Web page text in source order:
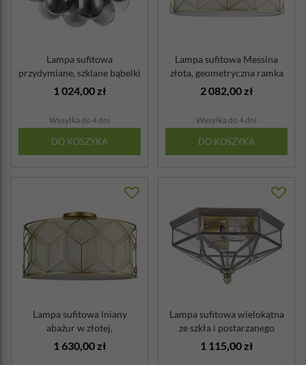
Lampa sufitowa
przydymiane, szklane bąbelki
Balbo Maytoni...
1 024,00 zł
Wysyłka do 4 dni
DO KOSZYKA
Lampa sufitowa Messina
złota, geometryczna ramka
Maytoni ...
2 082,00 zł
Wysyłka do 4 dni
DO KOSZYKA
Lampa sufitowa lniany
abażur w złotej,
geometrycznej ramc...
1 630,00 zł
Lampa sufitowa wielokątna
ze szkła i postarzanego
metalu ...
1 115,00 zł